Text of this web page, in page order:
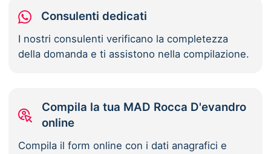
Consulenti dedicati
I nostri consulenti verificano la completezza
della domanda e ti assistono nella compilazione.
Compila la tua MAD Rocca D'evandro
online
Compila il form online con i dati anagrafici e